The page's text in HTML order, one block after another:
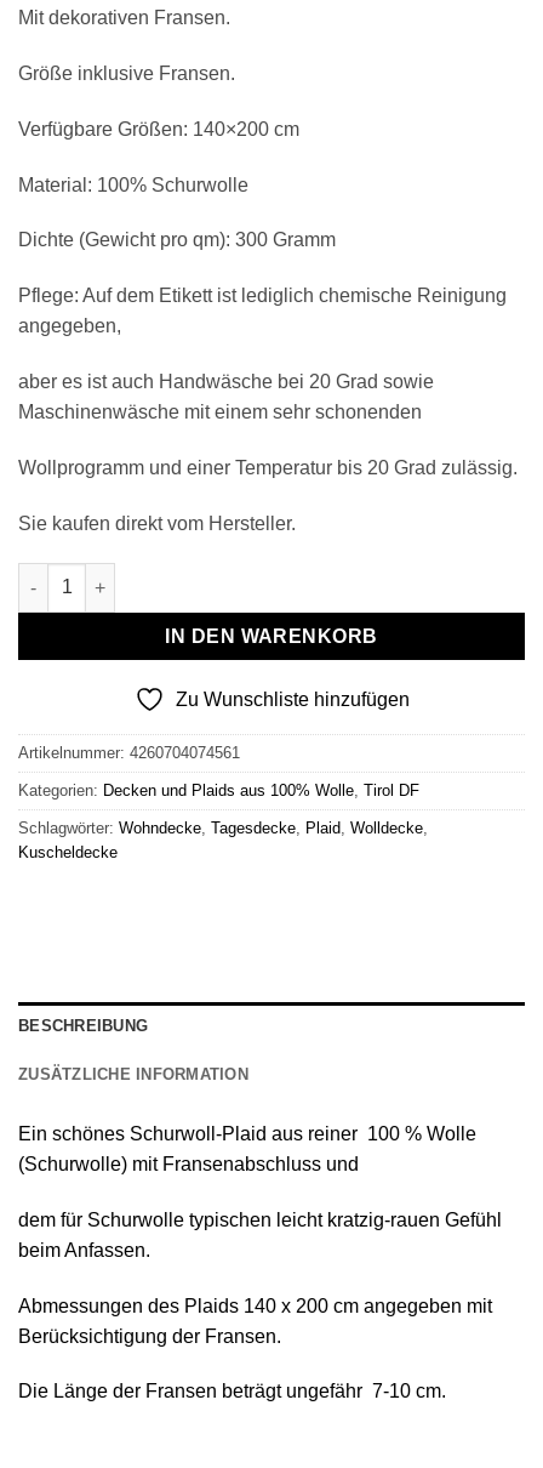
Mit dekorativen Fransen.
Größe inklusive Fransen.
Verfügbare Größen: 140×200 cm
Material: 100% Schurwolle
Dichte (Gewicht pro qm): 300 Gramm
Pflege: Auf dem Etikett ist lediglich chemische Reinigung
angegeben,
aber es ist auch Handwäsche bei 20 Grad sowie
Maschinenwäsche mit einem sehr schonenden
Wollprogramm und einer Temperatur bis 20 Grad zulässig.
Sie kaufen direkt vom Hersteller.
Wollplaid & Wolldecke "Tirol DF" braun-grün Menge
IN DEN WARENKORB
Zu Wunschliste hinzufügen
Artikelnummer: 4260704074561
Kategorien: Decken und Plaids aus 100% Wolle, Tirol DF
Schlagwörter: Wohndecke, Tagesdecke, Plaid, Wolldecke,
Kuscheldecke
BESCHREIBUNG
ZUSÄTZLICHE INFORMATION
Ein schönes Schurwoll-Plaid aus reiner 100 % Wolle
(Schurwolle) mit Fransenabschluss und
dem für Schurwolle typischen leicht kratzig-rauen Gefühl
beim Anfassen.
Abmessungen des Plaids 140 х 200 cm angegeben mit
Berücksichtigung der Fransen.
Die Länge der Fransen beträgt ungefähr 7-10 cm.